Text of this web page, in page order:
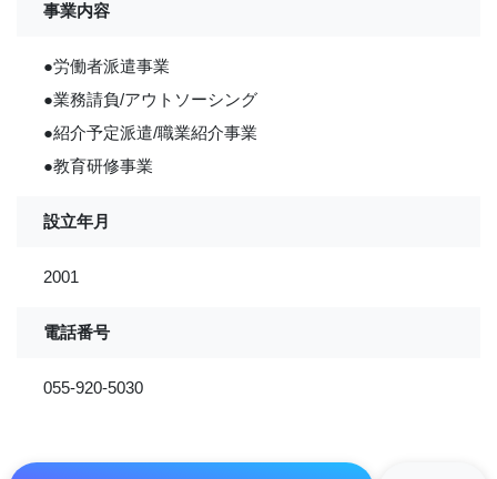
事業内容
●労働者派遣事業
●業務請負/アウトソーシング
●紹介予定派遣/職業紹介事業
●教育研修事業
設立年月
2001
電話番号
055-920-5030